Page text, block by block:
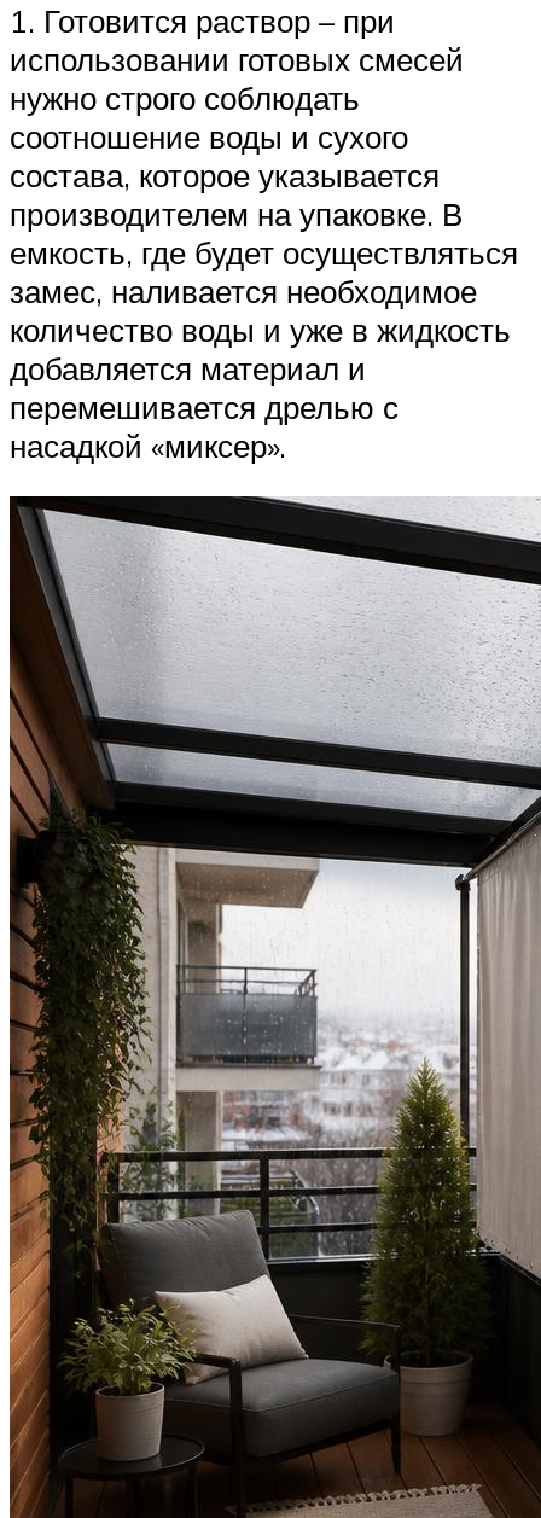
1. Готовится раствор – при
использовании готовых смесей
нужно строго соблюдать
соотношение воды и сухого
состава, которое указывается
производителем на упаковке. В
емкость, где будет осуществляться
замес, наливается необходимое
количество воды и уже в жидкость
добавляется материал и
перемешивается дрелью с
насадкой «миксер».